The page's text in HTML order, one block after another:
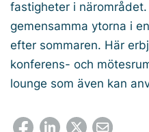
fastigheter i
gemensamma ytorna i
efter sommaren. Här
konferens- och
lounge som även kan